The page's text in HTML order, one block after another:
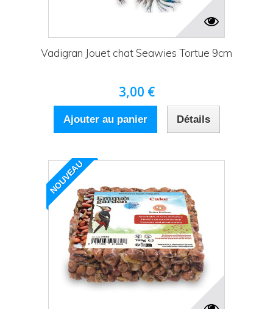
Vadigran Jouet chat Seawies Tortue 9cm
3,00 €
Ajouter au panier Détails
NOUVEAU